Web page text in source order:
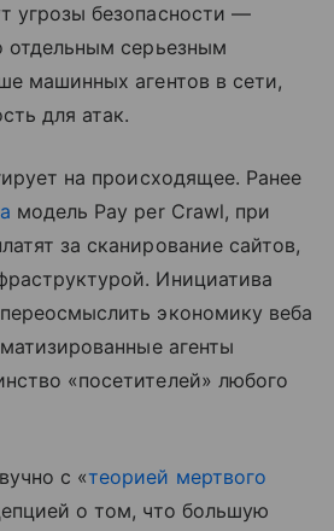
угрозы безопасности —
отдельным серьезным
машинных агентов в сети,
для атак.
на происходящее. Ранее
модель Pay per Crawl, при
за сканирование сайтов,
Инициатива
экономику веба
агенты
«посетителей» любого
с «теорией мертвого
о том, что большую